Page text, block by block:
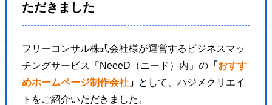
ただきました
フリーコンサル株式会社様が運営するビジネスマッ
チングサービス「NeeeD（ニード）内」の 「 おすす
めホームページ制作会社 」 として、ハジメクリエイ
トをご紹介いただきました。
<script type="text/javascript">
window._wpemojiSettings = {"baseUrl":"https:\/\/s.w.org\/images\/
!function(e,a,t){var
<style type="text/css">
img.wp-smiley,